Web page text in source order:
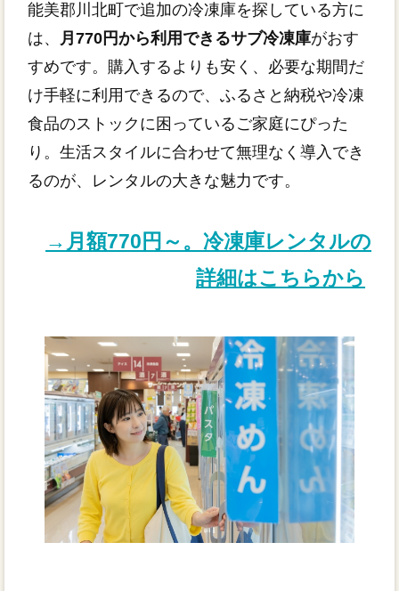
能美郡川北町で追加の冷凍庫を探している方に
は、
月770円から利用できるサブ冷凍庫がおす
すめです。購入するよりも安く、必要な期間だ
け手軽に利用できるので、ふるさと納税や冷凍
食品のストックに困っているご家庭にぴった
り。生活スタイルに合わせて無理なく導入でき
るのが、レンタルの大きな魅力です。
→月額770円～。冷凍庫レンタルの
詳細はこちらから